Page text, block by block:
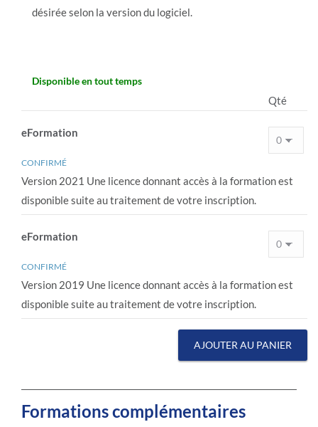
désirée selon la version du logiciel.
Disponible en tout temps
Qté
eFormation
CONFIRMÉ
Version 2021 Une licence donnant accès à la formation est
disponible suite au traitement de votre inscription.
eFormation
CONFIRMÉ
Version 2019 Une licence donnant accès à la formation est
disponible suite au traitement de votre inscription.
AJOUTER AU PANIER
Formations complémentaires